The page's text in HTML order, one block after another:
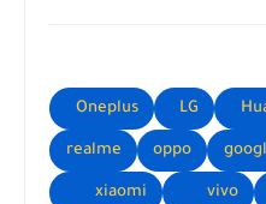
LG
Oneplus
oppo
realme
vivo
xiaomi